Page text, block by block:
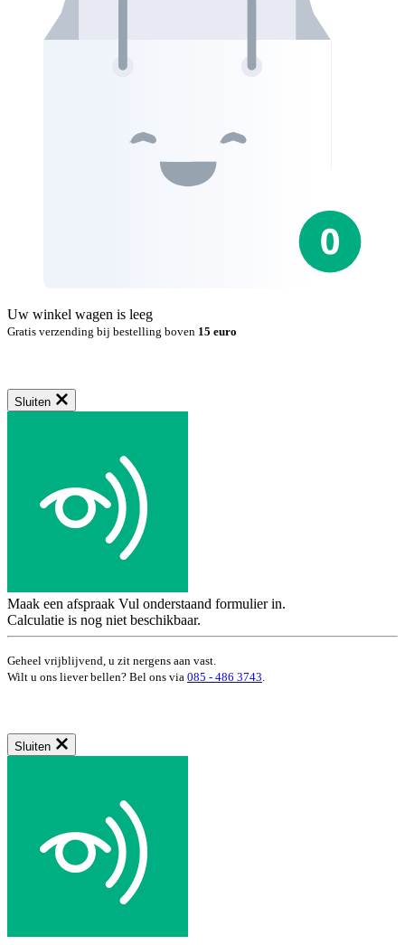
Uw winkel wagen is leeg
Gratis verzending bij bestelling boven 15 euro
Sluiten
Maak een afspraak Vul onderstaand formulier in.
Calculatie is nog niet beschikbaar.
Geheel vrijblijvend, u zit nergens aan vast.
Wilt u ons liever bellen? Bel ons via 085 - 486 3743
Sluiten